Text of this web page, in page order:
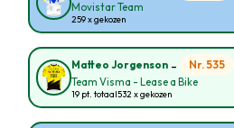
Movistar Team
259 x gekozen
Matteo Jorgenson - Nr. 535
Team Visma - Lease a Bike
19 pt. totaal532 x gekozen